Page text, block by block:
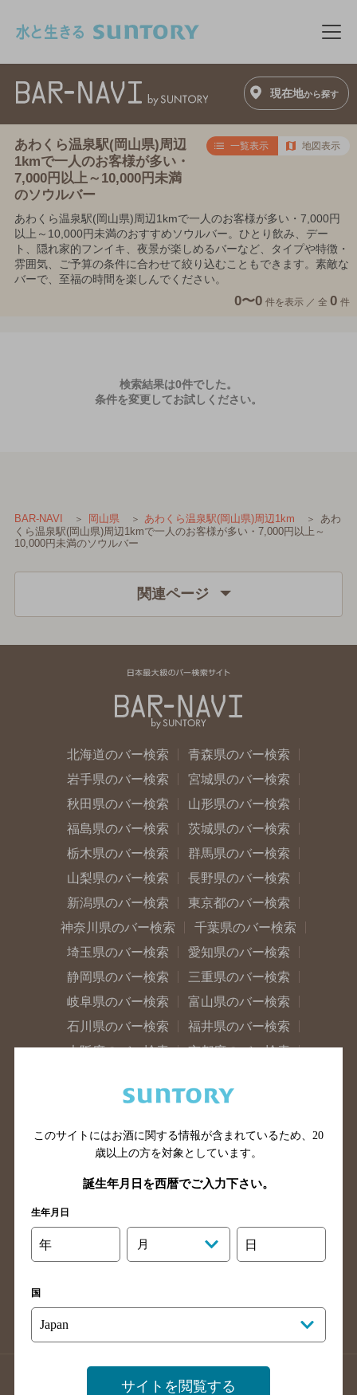
メ
現在地から探す
あわくら温泉駅(岡山県)周辺
1kmで一人のお客様が多い・
7,000円以上～10,000円未満
のソウルバー
一覧表示 地図表示
あわくら温泉駅(岡山県)周辺1kmで一人のお客様が多い・7,000円
以上～10,000円未満のおすすめソウルバー。ひとり飲み、デー
ト、隠れ家的フンイキ、夜景が楽しめるバーなど、タイプや特徴・
雰囲気、ご予算の条件に合わせて絞り込むこともできます。素敵な
バーで、至福の時間を楽しんでください。
0〜0 件を表示 ／ 全 0 件
検索結果は0件でした。
条件を変更してお試しください。
BAR-NAVI 岡山県 あわくら温泉駅(岡山県)周辺1km
あわ
くら温泉駅(岡山県)周辺1kmで一人のお客様が多い・7,000円以上～
10,000円未満のソウルバー
関連ページ
北海道のバー検索
青森県のバー検索
岩手県のバー検索
宮城県のバー検索
秋田県のバー検索
山形県のバー検索
福島県のバー検索
茨城県のバー検索
栃木県のバー検索
群馬県のバー検索
山梨県のバー検索
長野県のバー検索
新潟県のバー検索
東京都のバー検索
神奈川県のバー検索
千葉県のバー検索
埼玉県のバー検索
愛知県のバー検索
静岡県のバー検索
三重県のバー検索
岐阜県のバー検索
富山県のバー検索
石川県のバー検索
福井県のバー検索
大阪府のバー検索
京都府のバー検索
滋賀県のバー検索
和歌山県のバー検索
山口県のバー検索
鳥取県のバー検索
島根県のバー検索
徳島県のバー検索
高知県のバー検索
福岡県のバー検索
長崎県のバー検索
佐賀県のバー検索
店舗登録方法のご案内
店舗情報更新方法のご案内
このサイトにはお酒に関する情報が含まれているため、 20
歳以上の方を対象としています。
誕生年月日を西暦でご入力下さい。
生年月日
年 月 日
国
サイトを閲覧する